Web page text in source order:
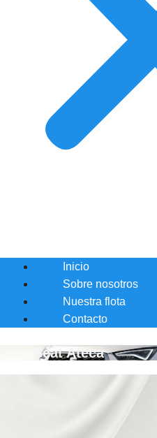
Inicio
Sobre nosotros
Nuestra flota
Contacto
Seat Ateca